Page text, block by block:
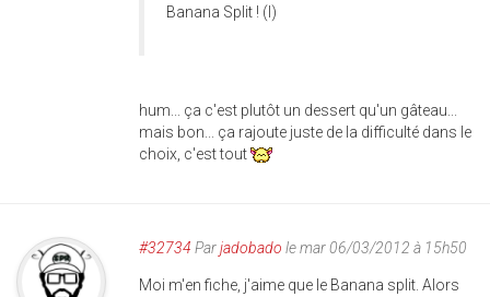
Banana Split ! (l)
hum... ça c'est plutôt un dessert qu'un gâteau...
mais bon... ça rajoute juste de la difficulté dans le
choix, c'est tout
#32734 Parjadobado le mar 06/03/2012 à 15h50
Moi m'en fiche, j'aime que le Banana split. Alors